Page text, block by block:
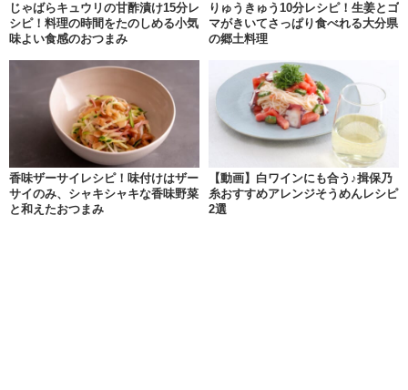
じゃばらキュウリの甘酢漬け15分レ
シピ！料理の時間をたのしめる小気
味よい食感のおつまみ
りゅうきゅう10分レシピ！生姜とゴ
マがきいてさっぱり食べれる大分県
の郷土料理
香味ザーサイレシピ！味付けはザー
サイのみ、シャキシャキな香味野菜
と和えたおつまみ
【動画】白ワインにも合う♪揖保乃
糸おすすめアレンジそうめんレシピ
2選